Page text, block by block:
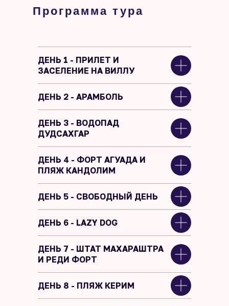
Программа тура
ДЕНЬ 1 - ПРИЛЕТ И
ЗАСЕЛЕНИЕ НА ВИЛЛУ
ДЕНЬ 2 - АРАМБОЛЬ
ДЕНЬ 3 - ВОДОПАД
ДУДСАХГАР
ДЕНЬ 4 - ФОРТ АГУАДА И
ПЛЯЖ КАНДОЛИМ
ДЕНЬ 5 - СВОБОДНЫЙ ДЕНЬ
ДЕНЬ 6 - LAZY DOG
ДЕНЬ 7 - ШТАТ МАХАРАШТРА
И РЕДИ ФОРТ
ДЕНЬ 8 - ПЛЯЖ КЕРИМ